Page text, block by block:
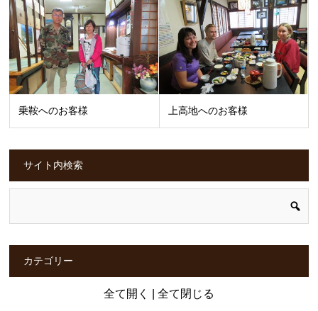
乗鞍へのお客様 上高地へのお客様
サイト内検索
カテゴリー
全て開く 全て閉じる